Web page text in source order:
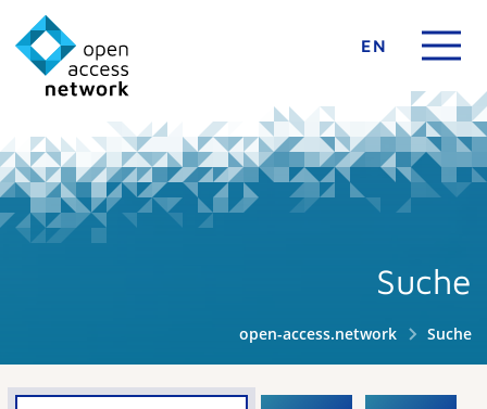
EN
Suche
open-access.network Suche